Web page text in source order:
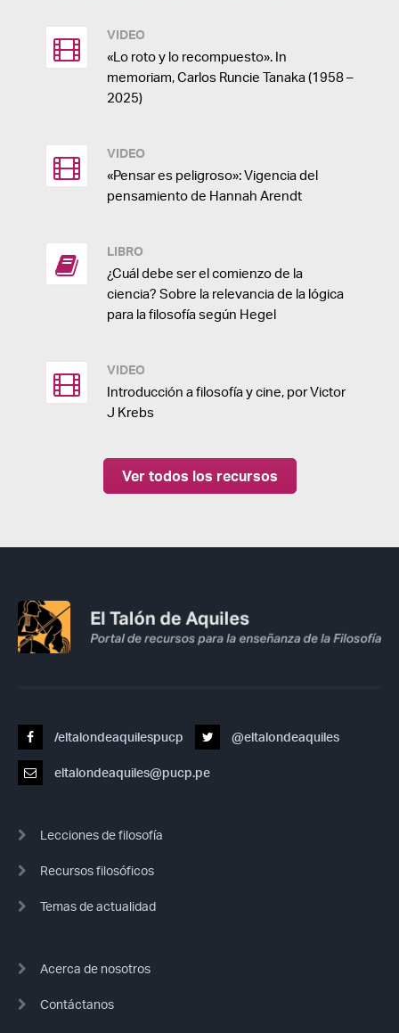
VIDEO
«Lo roto y lo recompuesto». In
memoriam, Carlos Runcie Tanaka (1958 –
2025)
VIDEO
«Pensar es peligroso»: Vigencia del
pensamiento de Hannah Arendt
LIBRO
¿Cuál debe ser el comienzo de la
ciencia? Sobre la relevancia de la lógica
para la filosofía según Hegel
VIDEO
Introducción a filosofía y cine, por Victor
J Krebs
Ver todos los recursos
/eltalondeaquilespucp @eltalondeaquiles
eltalondeaquiles@pucp.pe
Lecciones de filosofía
Recursos filosóficos
Temas de actualidad
Acerca de nosotros
Contáctanos